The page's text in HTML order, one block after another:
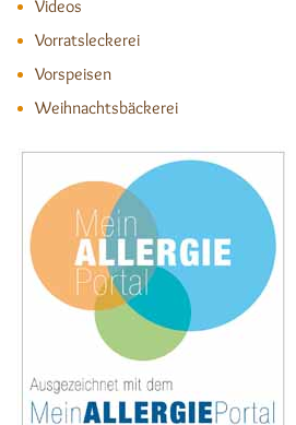
Videos
Vorratsleckerei
Vorspeisen
Weihnachtsbäckerei